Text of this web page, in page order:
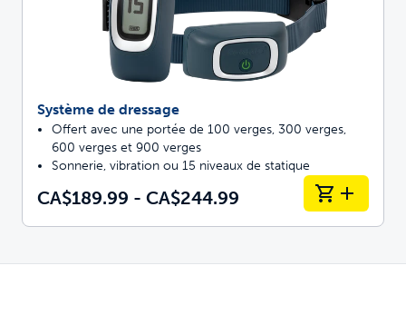
Système de dressage
Offert avec une portée de 100 verges, 300 verges,
600 verges et 900 verges
Sonnerie, vibration ou 15 niveaux de statique
CA$189.99 - CA$244.99